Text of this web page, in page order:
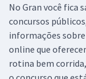
No Gran você fica
concursos
informações sobre
online que
rotina bem